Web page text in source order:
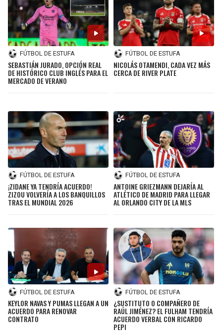
FÚTBOL DE ESTUFA
SEBASTIÁN JURADO, OPCIÓN REAL
DE HISTÓRICO CLUB INGLÉS PARA EL
MERCADO DE VERANO
FÚTBOL DE ESTUFA
NICOLÁS OTAMENDI, CADA VEZ MÁS
CERCA DE RIVER PLATE
FÚTBOL DE ESTUFA
¡ZIDANE YA TENDRÍA ACUERDO!
ZIZOU VOLVERÍA A LOS BANQUILLOS
TRAS EL MUNDIAL 2026
FÚTBOL DE ESTUFA
ANTOINE GRIEZMANN DEJARÍA AL
ATLÉTICO DE MADRID PARA LLEGAR
AL ORLANDO CITY DE LA MLS
FÚTBOL DE ESTUFA
KEYLOR NAVAS Y PUMAS LLEGAN A UN
ACUERDO PARA RENOVAR
CONTRATO
FÚTBOL DE ESTUFA
¿SUSTITUTO O COMPAÑERO DE
RAÚL JIMÉNEZ? EL FULHAM TENDRÍA
ACUERDO VERBAL CON RICARDO
PEPI